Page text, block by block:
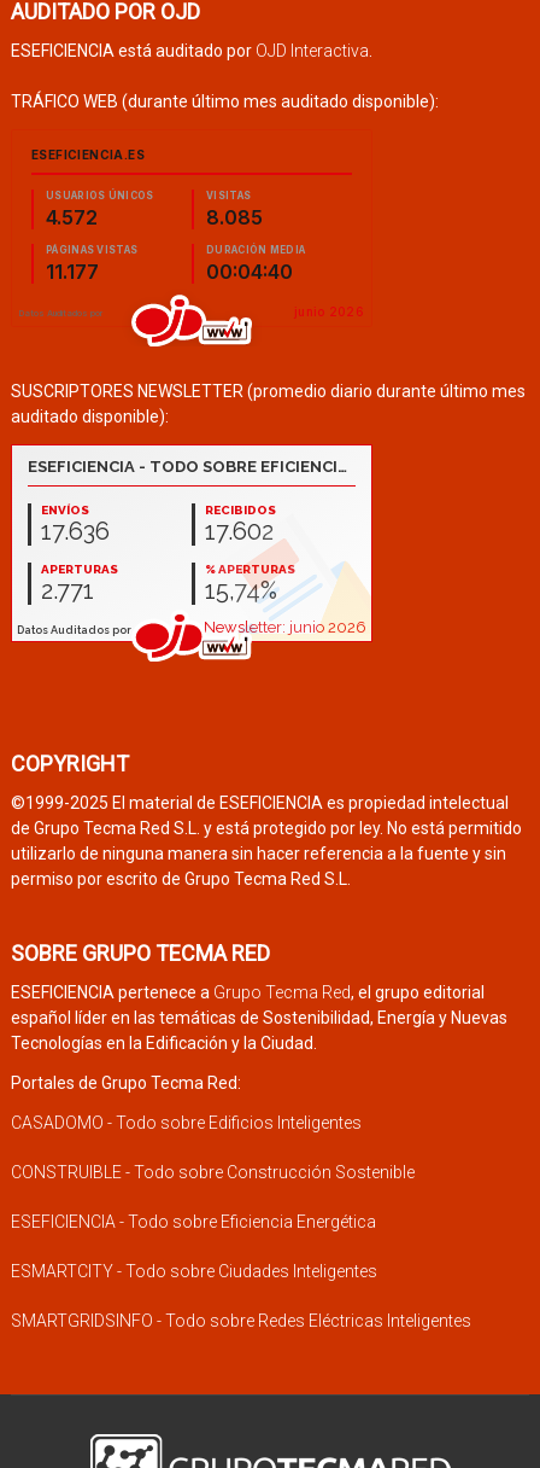
AUDITADO POR OJD
ESEFICIENCIA está auditado por OJD Interactiva
TRÁFICO WEB (durante último mes auditado disponible):
SUSCRIPTORES NEWSLETTER (promedio diario durante último mes
auditado disponible):
COPYRIGHT
©1999-2025 El material de ESEFICIENCIA es propiedad intelectual
de Grupo Tecma Red S.L. y está protegido por ley. No está permitido
utilizarlo de ninguna manera sin hacer referencia a la fuente y sin
permiso por escrito de Grupo Tecma Red S.L.
SOBRE GRUPO TECMA RED
ESEFICIENCIA pertenece a Grupo Tecma Red, el grupo editorial
español líder en las temáticas de Sostenibilidad, Energía y Nuevas
Tecnologías en la Edificación y la Ciudad.
Portales de Grupo Tecma Red:
CASADOMO - Todo sobre Edificios Inteligentes
CONSTRUIBLE - Todo sobre Construcción Sostenible
ESEFICIENCIA - Todo sobre Eficiencia Energética
ESMARTCITY - Todo sobre Ciudades Inteligentes
SMARTGRIDSINFO - Todo sobre Redes Eléctricas Inteligentes